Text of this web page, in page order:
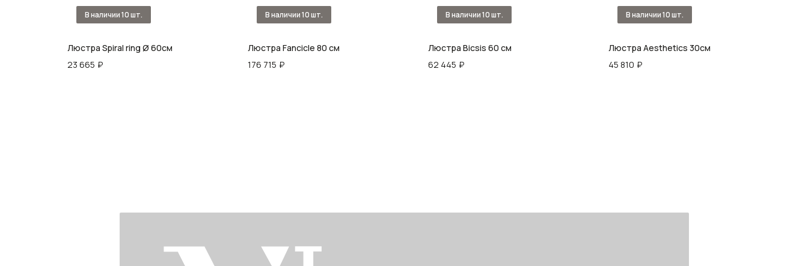
Люстра Spiral ring Ø 60см
23 665 ₽
Люстра Fancicle 80 cм
176 715 ₽
Люстра Bicsis 60 см
62 445 ₽
Люстра Aesthetics 30см
45 810 ₽